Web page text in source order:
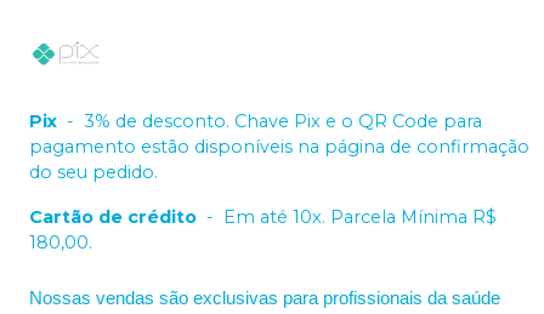
Pix - 3% de desconto. Chave Pix e o QR Code para
pagamento estão disponíveis na página de confirmação
do seu pedido.
Cartão de crédito - Em até 10x. Parcela Mínima R$
180,00.
Nossas vendas são exclusivas para profissionais da saúde